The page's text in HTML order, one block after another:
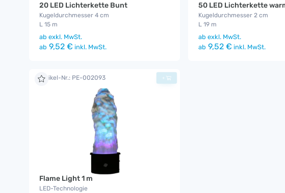
20 LED Lichterkette Bunt
Kugeldurchmesser 4 cm
L 15 m
ab exkl. MwSt.
ab 9,52 € inkl. MwSt.
50 LED Lichterkette
Kugeldurchmesser 2 cm
L 19 m
ab exkl. MwSt.
ab 9,52 € inkl. MwSt.
Artikel-Nr.: PE-002093
Flame Light 1 m
LED-Technologie
+